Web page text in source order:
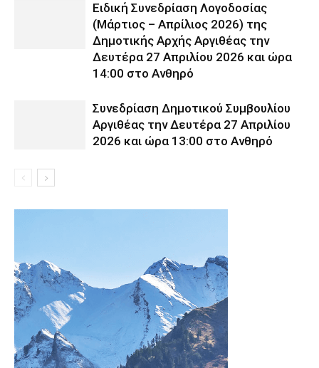
Ειδική Συνεδρίαση Λογοδοσίας
(Μάρτιος – Απρίλιος 2026) της
Δημοτικής Αρχής Αργιθέας την
Δευτέρα 27 Απριλίου 2026 και ώρα
14:00 στο Ανθηρό
Συνεδρίαση Δημοτικού Συμβουλίου
Αργιθέας την Δευτέρα 27 Απριλίου
2026 και ώρα 13:00 στο Ανθηρό